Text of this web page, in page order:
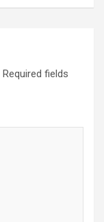
Required fields